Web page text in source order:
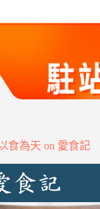
食為天 on 愛食記